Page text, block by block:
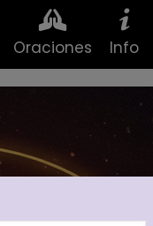
Oraciones Info